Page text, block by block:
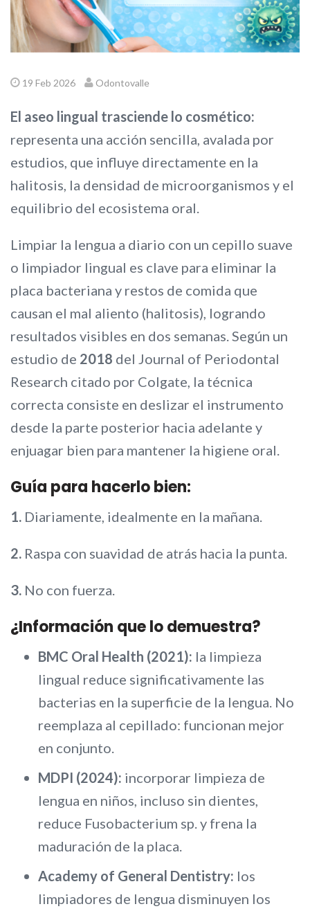
19 Feb 2026 Odontovalle
El aseo lingual trasciende lo cosmético:
representa una acción sencilla, avalada por
estudios, que influye directamente en la
halitosis, la densidad de microorganismos y el
equilibrio del ecosistema oral.
Limpiar la lengua a diario con un cepillo suave
o limpiador lingual es clave para eliminar la
placa bacteriana y restos de comida que
causan el mal aliento (halitosis), logrando
resultados visibles en dos semanas. Según un
estudio de 2018 del Journal of Periodontal
Research citado por Colgate, la técnica
correcta consiste en deslizar el instrumento
desde la parte posterior hacia adelante y
enjuagar bien para mantener la higiene oral.
Guía para hacerlo bien:
1. Diariamente, idealmente en la mañana.
2. Raspa con suavidad de atrás hacia la punta.
3. No con fuerza.
¿Información que lo demuestra?
BMC Oral Health (2021): la limpieza
lingual reduce significativamente las
bacterias en la superficie de la lengua. No
reemplaza al cepillado: funcionan mejor
en conjunto.
MDPI (2024): incorporar limpieza de
lengua en niños, incluso sin dientes,
reduce Fusobacterium sp. y frena la
maduración de la placa.
Academy of General Dentistry: los
limpiadores de lengua disminuyen los